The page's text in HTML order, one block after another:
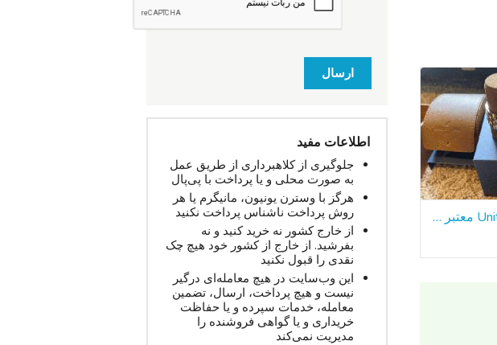
Unitime Breitling معتبر با دستبند فولادی w / جعبه و مقالات
ارسال
اطلاعات مفید
جلوگیری از کلاهبرداری از طریق عمل
به صورت محلی و یا پرداخت با پی‌پال
هرگز با وسترن یونیون، مانیگرم یا هر
روش پرداخت ناشناس پرداخت نکنید
از خارج کشور نه خرید کنید و نه
بفرشید. از خارج از کشور خود هیچ چک
نقدی را قبول نکنید
این وب‌سایت در هیچ معامله‌ای درگیر
نیست و هیچ پرداخت، ارسال، تضمین
معامله، خدمات سپرده و یا حفاظت
خریداری و یا گواهی فروشنده را
مدیریت نمی‌کند